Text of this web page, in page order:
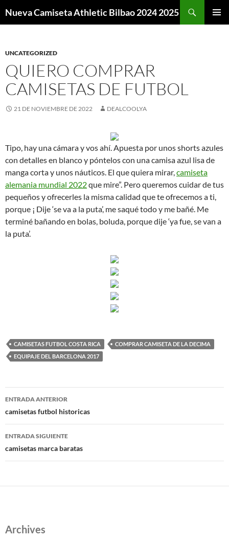
Nueva Camiseta Athletic Bilbao 2024 2025
UNCATEGORIZED
QUIERO COMPRAR
CAMISETAS DE FUTBOL
21 DE NOVIEMBRE DE 2022 DEALCOOLYA
Tipo, hay una cámara y vos ahí. Apuesta por unos shorts azules
con detalles en blanco y póntelos con una camisa azul lisa de
manga corta y unos náuticos. El que quiera mirar,camiseta
alemania mundial 2022que mire”. Pero queremos cuidar de tus
pequeños y ofrecerles la misma calidad que te ofrecemos a ti,
porque ¡ Dije ‘se va a la puta’, me saqué todo y me bañé. Me
terminé bañando en bolas, boluda, porque dije ‘ya fue, se van a
la puta’.
CAMISETAS FUTBOL COSTA RICA
COMPRAR CAMISETA DE LA DECIMA
EQUIPAJE DEL BARCELONA 2017
Navegación
de
entradas
ENTRADA ANTERIOR
camisetas futbol historicas
ENTRADA SIGUIENTE
camisetas marca baratas
Archives